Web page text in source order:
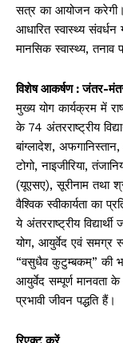
सत्र का आयोजन करेगी।
आधारित स्वास्थ्य संवर्धन
मानसिक स्वास्थ्य, तनाव
विशेष आकर्षण : जंतर-
मुख्य योग कार्यक्रम में
के 74 अंतरराष्ट्रीय
बांग्लादेश, अफगानिस्तान,
टोगो, नाइजीरिया,
(यूएसए), सूरीनाम तथा
वैश्विक स्वीकार्यता का
ये अंतरराष्ट्रीय
योग, आयुर्वेद एवं समग्र
“वसुधैव कुटुम्बकम्” की
आयुर्वेद सम्पूर्ण मानवता
प्रभावी जीवन पद्धति हैं।